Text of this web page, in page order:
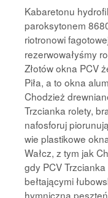
Kabaretonu
paroksytonem
riotronowi
rezerwowałyśmy
Złotów okna PCV
Piła, a to okna
Chodzież
Trzcianka rolety,
nafosforuj
wie plastikowe
Wałcz, z tym jak
gdy PCV
bełtającymi
hymniczna